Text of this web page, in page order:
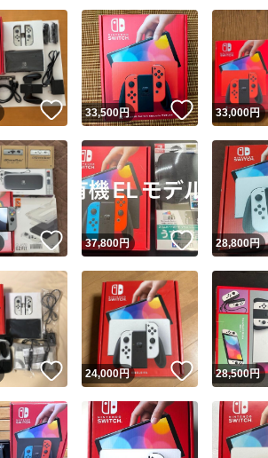
取引実績
他フリ
スピード&安
※このバッジは
スピー
スピード
安心発送
コピ
いいね！
33,500円 いいね！
33,000円
いいね！
37,800円 いいね！
28,800円
いいね！
24,000円 いいね！
28,500円